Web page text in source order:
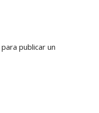
para publicar un